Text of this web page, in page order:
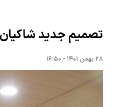
تصمیم جدید شاکیان
۲۸ بهمن ۱۴۰۱ - ۱۶:۵۰